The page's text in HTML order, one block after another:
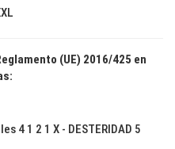
(UE) 2016/425 en
4 1 2 1 X - DESTERIDAD 5